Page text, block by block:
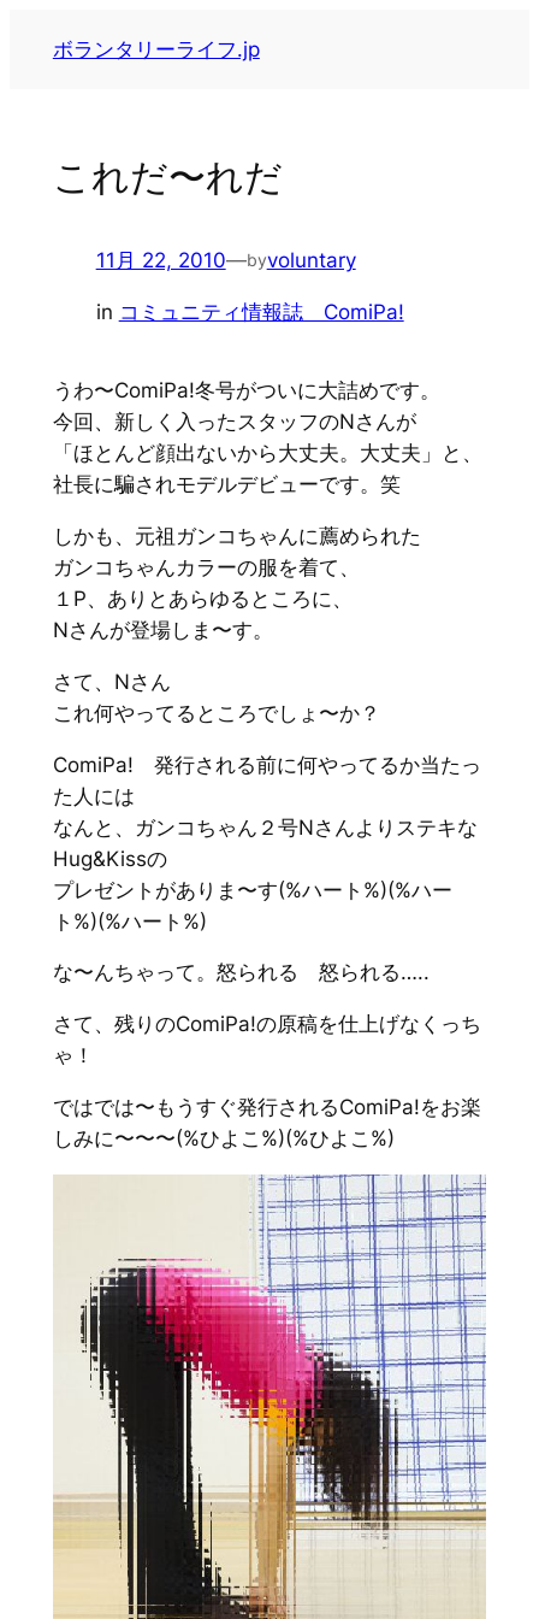
ボランタリーライフ.jp
これだ〜れだ
11月 22, 2010—byvoluntary
in コミュニティ情報誌 ComiPa!
うわ〜ComiPa!冬号がついに大詰めです。
今回、新しく入ったスタッフのNさんが
「ほとんど顔出ないから大丈夫。大丈夫」と、
社長に騙されモデルデビューです。笑
しかも、元祖ガンコちゃんに薦められた
ガンコちゃんカラーの服を着て、
１P、ありとあらゆるところに、
Nさんが登場しま〜す。
さて、Nさん
これ何やってるところでしょ〜か？
ComiPa! 発行される前に何やってるか当たっ
た人には
なんと、ガンコちゃん２号Nさんよりステキな
Hug&Kissの
プレゼントがありま〜す(%ハート%)(%ハー
ト%)(%ハート%)
な〜んちゃって。怒られる 怒られる…..
さて、残りのComiPa!の原稿を仕上げなくっち
ゃ！
ではでは〜もうすぐ発行されるComiPa!をお楽
しみに〜〜〜(%ひよこ%)(%ひよこ%)